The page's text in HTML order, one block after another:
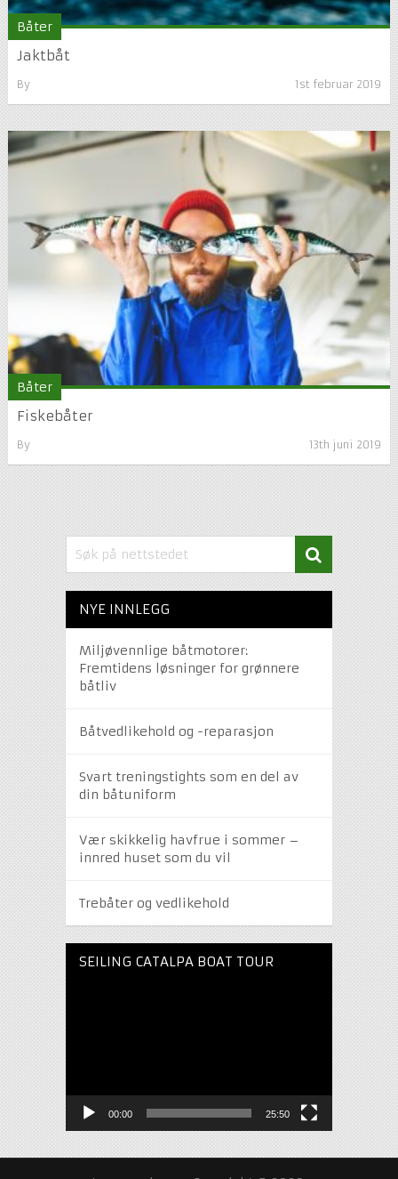
Båter
Jaktbåt
By 1st februar 2019
Båter
Fiskebåter
By 13th juni 2019
NYE INNLEGG
Miljøvennlige båtmotorer:
Fremtidens løsninger for grønnere
båtliv
Båtvedlikehold og -reparasjon
Svart treningstights som en del av
din båtuniform
Vær skikkelig havfrue i sommer –
innred huset som du vil
Trebåter og vedlikehold
SEILING CATALPA BOAT TOUR
00:00 25:50